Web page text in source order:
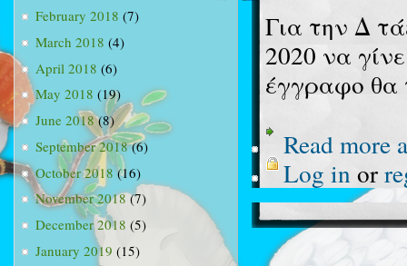
February 2018 (7)
March 2018 (4)
April 2018 (6)
May 2018 (19)
June 2018(8)
September 2018(6)
October 2018(16)
November 2018(7)
December 2018 (5)
January 2019 (15)
Για την Δ
2020 να
έγγραφο θα
Read more
Log in or